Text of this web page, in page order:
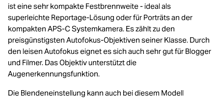
ist eine sehr kompakte Festbrennweite - ideal als
superleichte Reportage-Lösung oder für Porträts an der
kompakten APS-C Systemkamera. Es zählt zu den
preisgünstigsten Autofokus-Objektiven seiner Klasse. Durch
den leisen Autofokus eignet es sich auch sehr gut für Blogger
und Filmer. Das Objektiv unterstützt die
Augenerkennungsfunktion.
Die Blendeneinstellung kann auch bei diesem Modell